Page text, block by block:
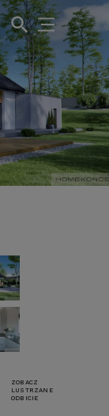
ZOBACZ
LUSTRZANE
ODBICIE